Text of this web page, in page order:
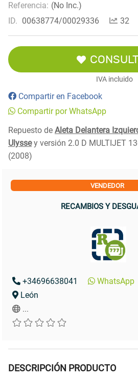
Referencia: (No Inc.)
ID. 00638774/00029336 32
IVA incluido
Compartir en Facebook
Compartir por WhatsApp
Repuesto de Aleta Delantera
Ulyssey versión 2.0 D MULTIJET
(2008)
VENDEDOR
RECAMBIOS Y
+34696638041
WhatsApp
León
...
DESCRIPCIÓN PRODUCTO